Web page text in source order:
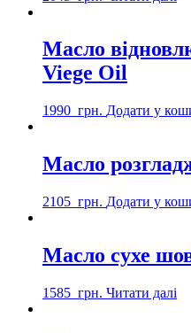
Масло
Viege Oil
1990 грн. Додати у
Масло
2105 грн. Додати у
Масло сухе
1585 грн. Читати далі